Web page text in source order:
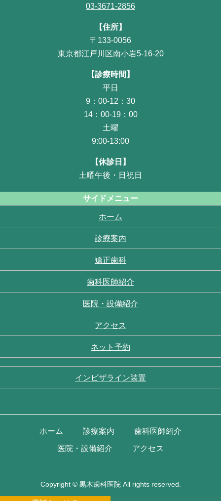
03-3671-2856
【住所】
〒133-0056
東京都江戸川区南小岩5-16-20
【診療時間】
平日
9：00-12：30
14：00-19：00
土曜
9:00-13:00
【休診日】
土曜午後・日祝日
サイドメニュー
ホーム
診療案内
矯正歯科
歯科医師紹介
医院・設備紹介
アクセス
ネット予約
インビザライン装置
ホーム 診療案内 歯科医師紹介
医院・設備紹介 アクセス
Copyright © 黒木歯科医院 All rights reserved.